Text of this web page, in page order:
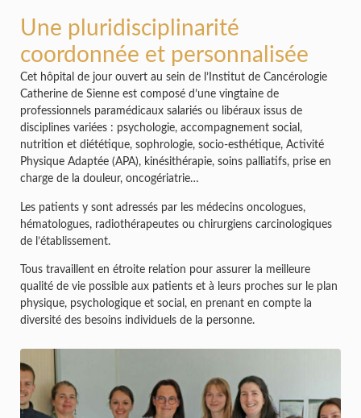
Une pluridisciplinarité
coordonnée et personnalisée
Cet hôpital de jour ouvert au sein de l’Institut de Cancérologie
Catherine de Sienne est composé d’une vingtaine de
professionnels paramédicaux salariés ou libéraux issus de
disciplines variées : psychologie, accompagnement social,
nutrition et diététique, sophrologie, socio-esthétique, Activité
Physique Adaptée (APA), kinésithérapie, soins palliatifs, prise en
charge de la douleur, oncogériatrie…
Les patients y sont adressés par les médecins oncologues,
hématologues, radiothérapeutes ou chirurgiens carcinologiques
de l’établissement.
Tous travaillent en étroite relation pour assurer la meilleure
qualité de vie possible aux patients et à leurs proches sur le plan
physique, psychologique et social, en prenant en compte la
diversité des besoins individuels de la personne.